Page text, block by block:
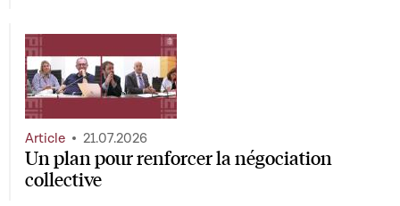
Un plan pour renforcer la négociation
collective
Article 21.07.2026